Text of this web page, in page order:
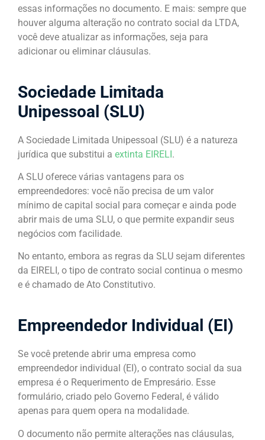
essas informações no documento. E mais: sempre que
houver alguma alteração no contrato social da LTDA,
você deve atualizar as informações, seja para
adicionar ou eliminar cláusulas.
Sociedade Limitada
Unipessoal (SLU)
A Sociedade Limitada Unipessoal (SLU) é a natureza
jurídica que substitui a extinta EIRELI.
A SLU oferece várias vantagens para os
empreendedores: você não precisa de um valor
mínimo de capital social para começar e ainda pode
abrir mais de uma SLU, o que permite expandir seus
negócios com facilidade.
No entanto, embora as regras da SLU sejam diferentes
da EIRELI, o tipo de contrato social continua o mesmo
e é chamado de Ato Constitutivo.
Empreendedor Individual (EI)
Se você pretende abrir uma empresa como
empreendedor individual (EI), o contrato social da sua
empresa é o Requerimento de Empresário. Esse
formulário, criado pelo Governo Federal, é válido
apenas para quem opera na modalidade.
O documento não permite alterações nas cláusulas,